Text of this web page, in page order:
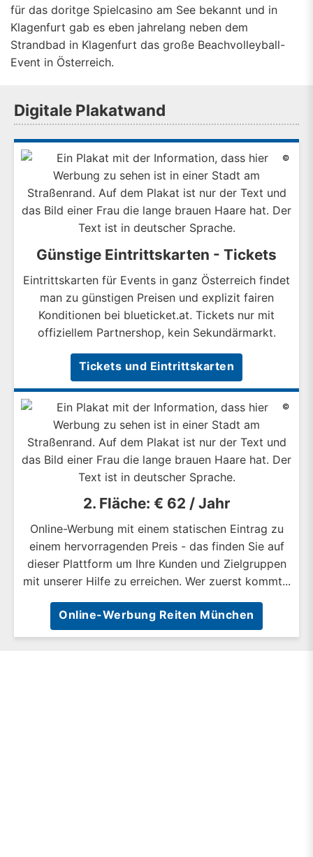
für das doritge Spielcasino am See bekannt und in
Klagenfurt gab es eben jahrelang neben dem
Strandbad in Klagenfurt das große Beachvolleyball-
Event in Österreich.
Digitale Plakatwand
©
Günstige Eintrittskarten - Tickets
Eintrittskarten für Events in ganz Österreich findet
man zu günstigen Preisen und explizit fairen
Konditionen bei blueticket.at. Tickets nur mit
offiziellem Partnershop, kein Sekundärmarkt.
Tickets und Eintrittskarten
©
2. Fläche: € 62 / Jahr
Online-Werbung mit einem statischen Eintrag zu
einem hervorragenden Preis - das finden Sie auf
dieser Plattform um Ihre Kunden und Zielgruppen
mit unserer Hilfe zu erreichen. Wer zuerst kommt...
Online-Werbung Reiten München